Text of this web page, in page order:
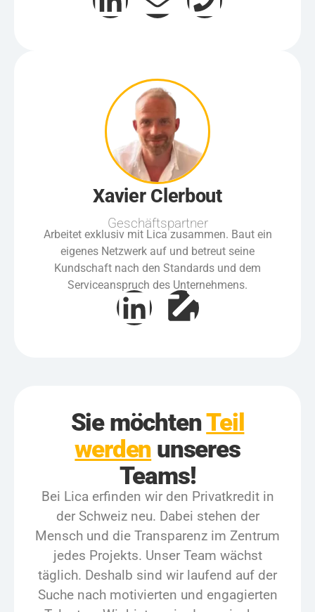
Xavier Clerbout
Geschäftspartner
Arbeitet exklusiv mit Lica zusammen. Baut ein
eigenes Netzwerk auf und betreut seine
Kundschaft nach den Standards und dem
Serviceanspruch des Unternehmens.
Sie möchtenTeil
werden unseres
Teams!
Bei Lica erfinden wir den Privatkredit in
der Schweiz neu. Dabei stehen der
Mensch und die Transparenz im Zentrum
jedes Projekts. Unser Team wächst
täglich. Deshalb sind wir laufend auf der
Suche nach motivierten und engagierten